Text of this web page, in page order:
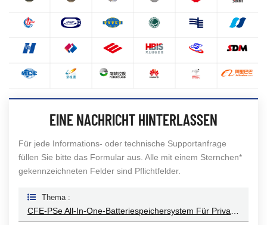
EINE NACHRICHT HINTERLASSEN
Für jede Informations- oder technische Supportanfrage
füllen Sie bitte das Formular aus. Alle mit einem Sternchen*
gekennzeichneten Felder sind Pflichtfelder.
Thema :
CFE-PSe All-In-One-Batteriespeichersystem Für Privathaushalte